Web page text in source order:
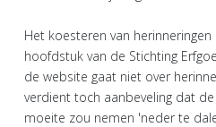
Het koesteren van
hoofdstuk van de Stichting
de website gaat niet over
verdient toch aanbeveling dat
moeite zou nemen 'neder te